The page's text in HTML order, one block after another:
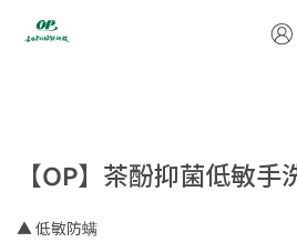
【OP】茶酚抑菌低敏手
▲ 低敏防螨